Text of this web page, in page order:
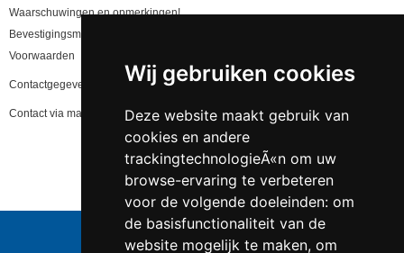
Wij gebruiken cookies
Deze website maakt gebruik van
cookies en andere
trackingtechnologieÃ«n om uw
browse-ervaring te verbeteren
voor de volgende doeleinden: om
de basisfunctionaliteit van de
website mogelijk te maken, om
Waarschuwingen en opmerkingen!
Bevestigingsmail niet gekregen, lees hier!
Voorwaarden
Contactgegevens en privacy
Contact via mail